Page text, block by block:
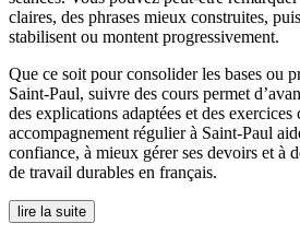
claires, des phrases mieux construites,
stabilisent ou montent progressivement.
Que ce soit pour consolider les bases ou
Saint-Paul, suivre des cours permet
des explications adaptées et des exercices
accompagnement régulier à Saint-Paul
confiance, à mieux gérer ses devoirs et à
de travail durables en français.
lire la suite